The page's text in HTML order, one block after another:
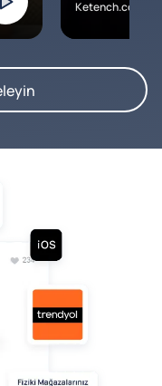
Ketench.com –